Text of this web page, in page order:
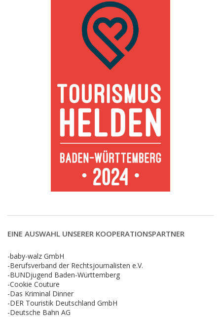
EINE AUSWAHL UNSERER KOOPERATIONSPARTNER
-baby-walz GmbH
-Berufsverband der Rechtsjournalisten e.V.
-BUNDjugend Baden-Württemberg
-Cookie Couture
-Das Kriminal Dinner
-DER Touristik Deutschland GmbH
-Deutsche Bahn AG